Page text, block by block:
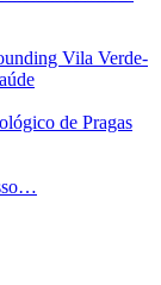
Vila Verde-
de Pragas